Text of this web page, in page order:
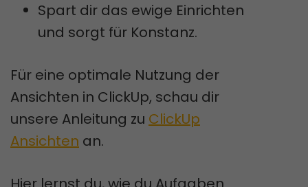
Spart dir das ewige Einrichten
und sorgt für Konstanz.
Für eine optimale Nutzung der
Ansichten in ClickUp, schau dir
unsere Anleitung zu ClickUp
Ansichten an.